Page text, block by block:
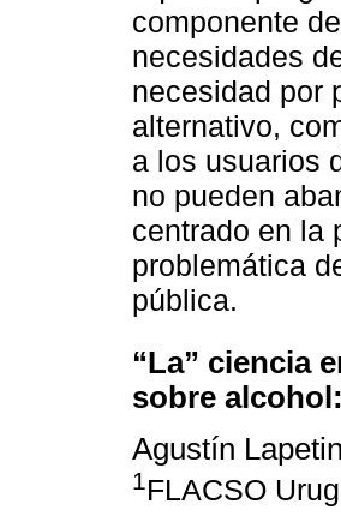
componente
necesidades
necesidad por
alternativo,
a los usuarios
no pueden
centrado en la
problemática
pública.
“La” ciencia
sobre
Agustín
1FLACSO